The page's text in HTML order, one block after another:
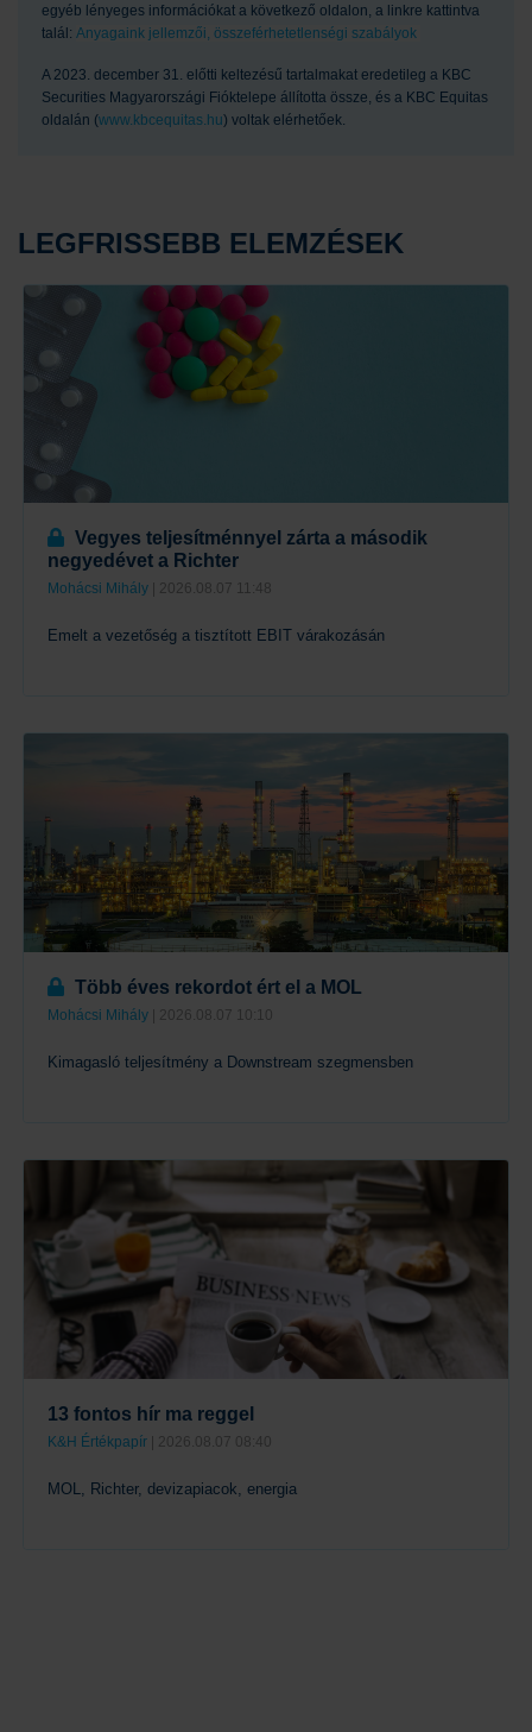
egyéb lényeges információkat a következő oldalon, a linkre kattintva
talál: Anyagaink jellemzői, összeférhetetlenségi szabályok
A 2023. december 31. előtti keltezésű tartalmakat eredetileg a KBC
Securities Magyarországi Fióktelepe állította össze, és a KBC Equitas
oldalán (www.kbcequitas.hu) voltak elérhetőek.
LEGFRISSEBB ELEMZÉSEK
Vegyes teljesítménnyel zárta a második
negyedévet a Richter
Mohácsi Mihály | 2026.08.07 11:48
Emelt a vezetőség a tisztított EBIT várakozásán
Több éves rekordot ért el a MOL
Mohácsi Mihály | 2026.08.07 10:10
Kimagasló teljesítmény a Downstream szegmensben
13 fontos hír ma reggel
K&H Értékpapír | 2026.08.07 08:40
MOL, Richter, devizapiacok, energia